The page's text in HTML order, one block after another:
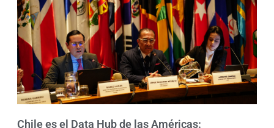
Chile es el Data Hub de las Américas: